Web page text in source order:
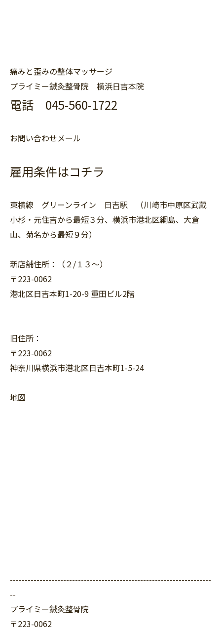
痛みと歪みの整体マッサージ
プライミー鍼灸整骨院 横浜日吉本院
電話 045-560-1722
お問い合わせメール
雇用条件はコチラ
東横線 グリーンライン 日吉駅 （川崎市中原区武蔵
小杉・元住吉から最短３分、横浜市港北区綱島、大倉
山、菊名から最短９分）
新店舗住所：（２/１３〜）
〒223-0062
港北区日吉本町1-20-9 重田ビル2階
旧住所：
〒223-0062
神奈川県横浜市港北区日吉本町1-5-24
地図
--------------------------------------------------------------------
--
プライミー鍼灸整骨院
〒223-0062